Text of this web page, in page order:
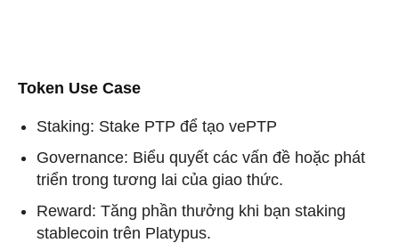
Token Use Case
Staking: Stake PTP để tạo vePTP
Governance: Biểu quyết các vấn đề hoặc phát
triển trong tương lai của giao thức.
Reward: Tăng phần thưởng khi bạn staking
stablecoin trên Platypus.